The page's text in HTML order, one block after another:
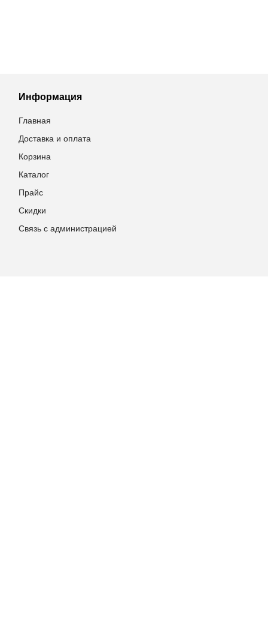
Информация
Главная
Доставка и оплата
Корзина
Каталог
Прайс
Скидки
Связь с администрацией